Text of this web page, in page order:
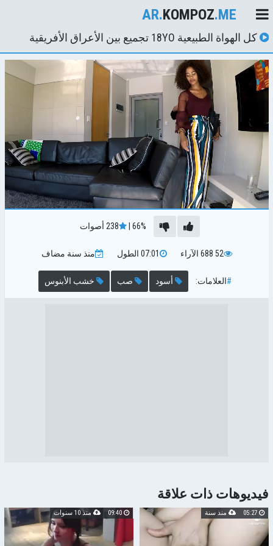
AR.KOMPOZ.ME
كل الهواة الطبيعية 18YO تجميع بين الأعراق الأفريقية
66%
|
238 أصوات
52 688 الآراء 07:01 الطول منذ سنة مضاف
#العلامات: أسود صب خشب الأبنوس
فيديوهات ذات علاقة
05:27 منذ سنة 09:40 منذ 10 سنوات